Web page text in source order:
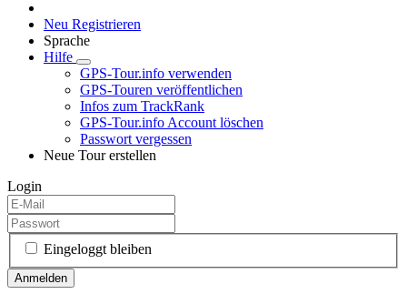
Neu Registrieren
Sprache
Hilfe
GPS-Tour.info verwenden
GPS-Touren veröffentlichen
Infos zum TrackRank
GPS-Tour.info Account löschen
Passwort vergessen
Neue Tour erstellen
Login
Eingeloggt bleiben